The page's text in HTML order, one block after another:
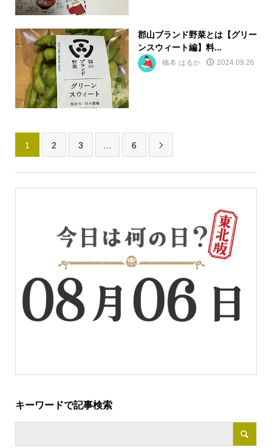
郡山ブランド野菜とは【グリー
ンスウィート編】料...
橋本 はるか 2024.09.26
1 2 3 6 
キーワードで記事検索